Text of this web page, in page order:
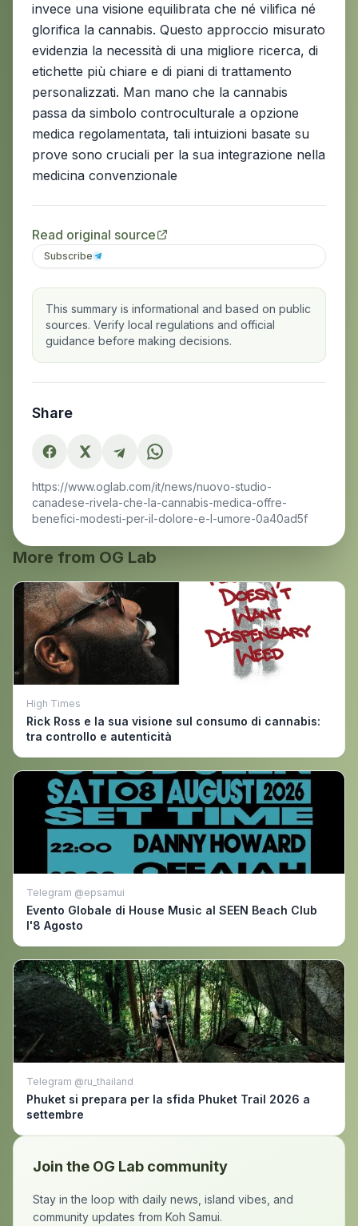
invece una visione equilibrata che né vilifica né
glorifica la cannabis. Questo approccio misurato
evidenzia la necessità di una migliore ricerca, di
etichette più chiare e di piani di trattamento
personalizzati. Man mano che la cannabis
passa da simbolo controculturale a opzione
medica regolamentata, tali intuizioni basate su
prove sono cruciali per la sua integrazione nella
medicina convenzionale
Read original source
Subscribe
This summary is informational and based on public
sources. Verify local regulations and official
guidance before making decisions.
Share
https://www.oglab.com/it/news/nuovo-studio-
canadese-rivela-che-la-cannabis-medica-offre-
benefici-modesti-per-il-dolore-e-l-umore-0a40ad5f
More from OG Lab
High Times
Rick Ross e la sua visione sul consumo di cannabis:
tra controllo e autenticità
Telegram @epsamui
Evento Globale di House Music al SEEN Beach Club
l'8 Agosto
Telegram @ru_thailand
Phuket si prepara per la sfida Phuket Trail 2026 a
settembre
Join the OG Lab community
Stay in the loop with daily news, island vibes, and
community updates from Koh Samui.